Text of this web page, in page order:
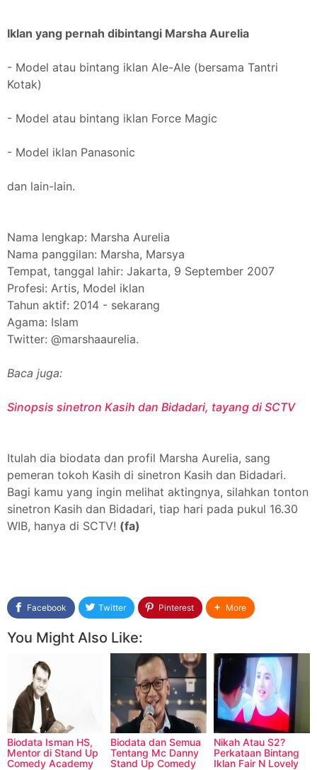
Iklan yang pernah dibintangi Marsha Aurelia
- Model atau bintang iklan Ale-Ale (bersama Tantri
Kotak)
- Model atau bintang iklan Force Magic
- Model iklan Panasonic
dan lain-lain.
Nama lengkap: Marsha Aurelia
Nama panggilan: Marsha, Marsya
Tempat, tanggal lahir: Jakarta, 9 September 2007
Profesi: Artis, Model iklan
Tahun aktif: 2014 - sekarang
Agama: Islam
Twitter: @marshaaurelia.
Baca juga:
Sinopsis sinetron Kasih dan Bidadari, tayang di SCTV
Itulah dia biodata dan profil Marsha Aurelia, sang
pemeran tokoh Kasih di sinetron Kasih dan Bidadari.
Bagi kamu yang ingin melihat aktingnya, silahkan tonton
sinetron Kasih dan Bidadari, tiap hari pada pukul 16.30
WIB, hanya di SCTV! (fa)
Facebook Twitter Pinterest More
You Might Also Like:
Biodata Isman HS,
Mentor di Stand Up
Comedy Academy
Biodata dan Semua
Tentang Mc Danny
Stand Up Comedy
Nikah Atau S2?
Perkataan Bintang
Iklan Fair N Lovely